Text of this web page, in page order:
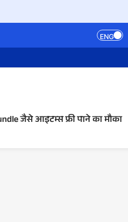
ENG
जैसे आइटम्स फ्री पाने का मौका